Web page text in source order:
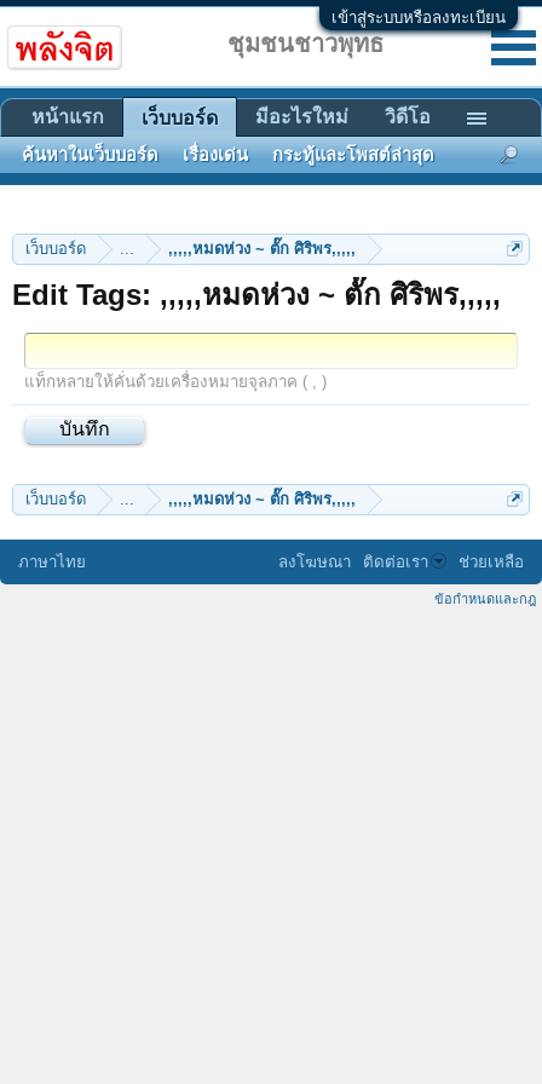
เข้าสู่ระบบหรือลงทะเบียน
เว็บบอร์ด ... ,,,,,หมดห่วง ~ ตั๊ก ศิริพร,,,,,
Edit Tags: ,,,,,หมดห่วง ~ ตั๊ก ศิริพร,,,,,
แท็กหลายให้คั่นด้วยเครื่องหมายจุลภาค ( , )
เว็บบอร์ด ... ,,,,,หมดห่วง ~ ตั๊ก ศิริพร,,,,,
ชุมชนชาวพุทธ
หน้าแรก เว็บบอร์ด
ค้นหาในเว็บบอร์ด เรื่องเด่น กระทู้และโพสต์ล่าสุด
มีอะไรใหม่ วิดีโอ
ภาษาไทย ลงโฆษณา ติดต่อเรา ช่วยเหลือ
ข้อกำหนดและกฎ